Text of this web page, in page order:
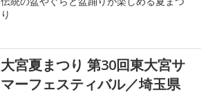
り
大宮夏まつり 第30回東大宮サ
マーフェスティバル／埼玉県